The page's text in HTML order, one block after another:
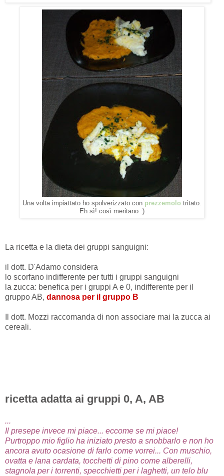
Una volta impiattato ho spolverizzato con prezzemolo tritato.
Eh sì! così meritano :)
La ricetta e la dieta dei gruppi sanguigni:
il dott. D'Adamo considera
lo scorfano indifferente per tutti i gruppi sanguigni
la zucca: benefica per i gruppi A e 0, indifferente per il
gruppo AB, dannosa per il gruppo B
Il dott. Mozzi raccomanda di non associare mai la zucca ai
cereali.
ricetta adatta ai gruppi 0, A, AB
...
Il presepe invece mi piace... eccome se mi piace!
Purtroppo mio figlio ha iniziato presto a snobbarlo e non ho
ancora avuto ocasione di farlo come vorrei... Con muschio,
ovatta e lana cardata, tocchetti di pino come alberelli,
stagnola per i torrenti, specchietti per i laghetti, un telo blu